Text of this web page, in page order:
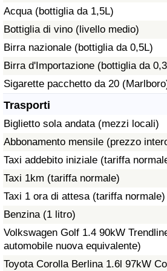
Acqua (bottiglia da 1,5L)
Bottiglia di vino (livello medio)
Birra nazionale (bottiglia da 0,5L)
Birra d'Importazione (bottiglia da
Sigarette pacchetto da 20
Trasporti
Biglietto sola andata (mezzi locali)
Abbonamento mensile (prezzo
Taxi addebito iniziale (tariffa
Taxi 1km (tariffa normale)
Taxi 1 ora di attesa (tariffa normale)
Benzina (1 litro)
Volkswagen Golf 1.4 90kW
automobile nuova equivalente)
Toyota Corolla Berlina 1.6l 97kW
Traffico
Indice del Traffico
Indice del traffico (Corrente)
Indice del traffico per Nazione